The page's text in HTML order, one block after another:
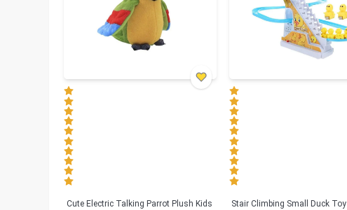
Cute Electric Talking Parrot Plush Kids
Stair Climbing Small Duck Toy